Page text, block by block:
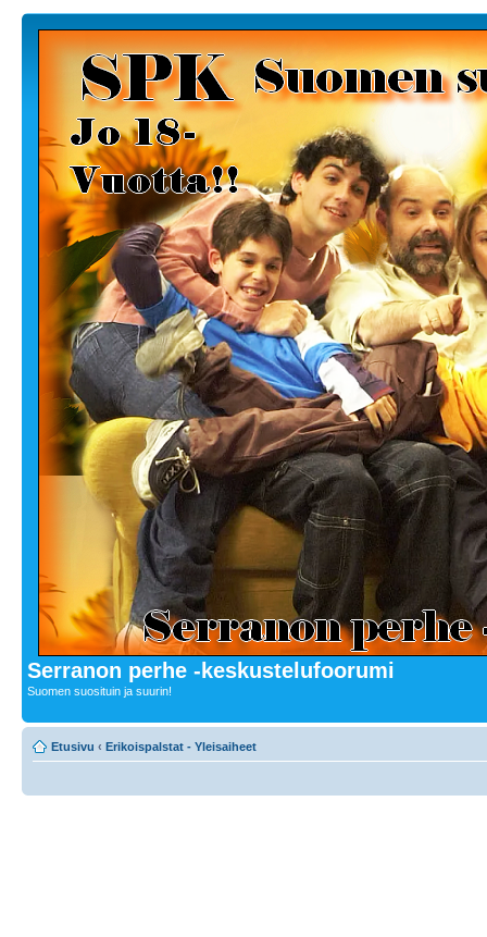
Serranon perhe -keskustelufoorumi
Suomen suosituin ja suurin!
Etusivu ‹ Erikoispalstat - Yleisaiheet